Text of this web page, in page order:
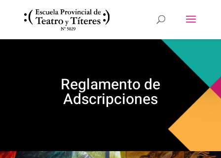
Reglamento de
Adscripciones